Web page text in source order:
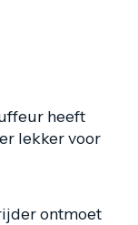
heeft
lekker voor
ontmoet